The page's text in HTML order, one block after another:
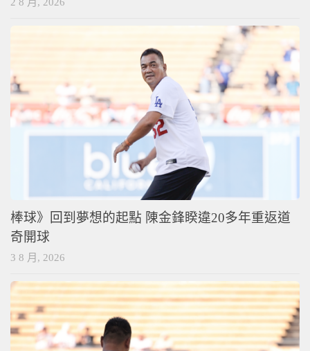
棒球》回到夢想的起點 陳金鋒睽違20多年重返道
奇開球
3 8 月, 2026